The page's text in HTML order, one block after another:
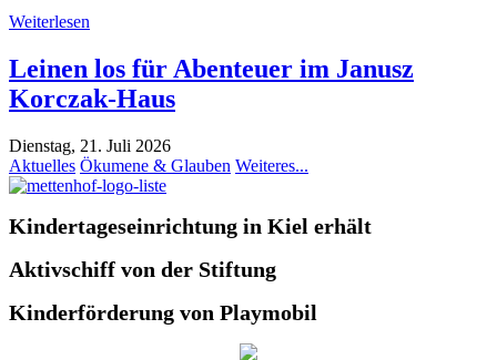
Weiterlesen
Leinen los für Abenteuer im Janusz
Korczak-Haus
Dienstag, 21. Juli 2026
Aktuelles Ökumene & Glauben Weiteres...
Kindertageseinrichtung in Kiel erhält
Aktivschiff von der Stiftung
Kinderförderung von Playmobil